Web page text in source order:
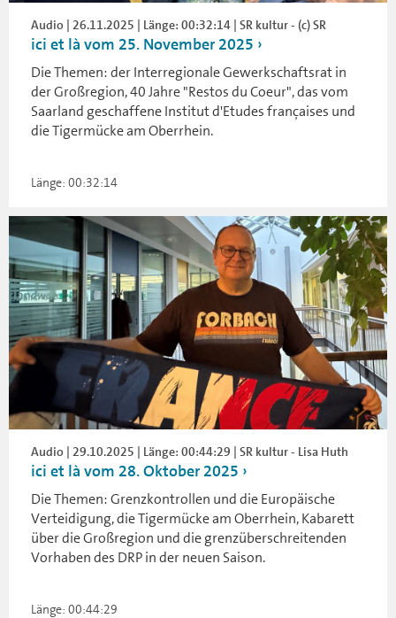
Audio | 26.11.2025 | Länge: 00:32:14 | SR kultur - (c) SR
ici et là vom 25. November 2025
Die Themen: der Interregionale Gewerkschaftsrat in
der Großregion, 40 Jahre "Restos du Coeur", das vom
Saarland geschaffene Institut d'Etudes françaises und
die Tigermücke am Oberrhein.
Länge: 00:32:14
Audio | 29.10.2025 | Länge: 00:44:29 | SR kultur - Lisa Huth
ici et là vom 28. Oktober 2025
Die Themen: Grenzkontrollen und die Europäische
Verteidigung, die Tigermücke am Oberrhein, Kabarett
über die Großregion und die grenzüberschreitenden
Vorhaben des DRP in der neuen Saison.
Länge: 00:44:29